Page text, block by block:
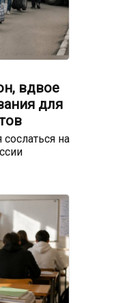
вдвое
для
на